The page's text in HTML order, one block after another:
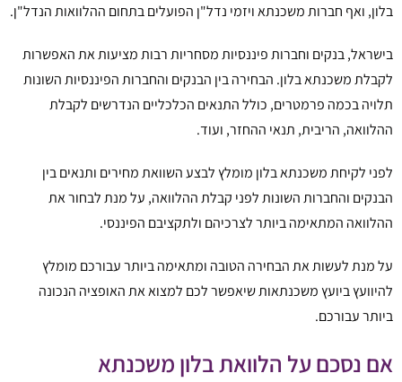
בלון, ואף חברות משכנתא ויזמי נדל"ן הפועלים בתחום ההלוואות הנדל"ן.
בישראל, בנקים וחברות פיננסיות מסחריות רבות מציעות את האפשרות
לקבלת משכנתא בלון. הבחירה בין הבנקים והחברות הפיננסיות השונות
תלויה בכמה פרמטרים, כולל התנאים הכלכליים הנדרשים לקבלת
ההלוואה, הריבית, תנאי ההחזר, ועוד.
לפני לקיחת משכנתא בלון מומלץ לבצע השוואת מחירים ותנאים בין
הבנקים והחברות השונות לפני קבלת ההלוואה, על מנת לבחור את
ההלוואה המתאימה ביותר לצרכיהם ולתקציבם הפיננסי.
על מנת לעשות את הבחירה הטובה ומתאימה ביותר עבורכם מומלץ
להיוועץ ביועץ משכנתאות שיאפשר לכם למצוא את האופציה הנכונה
ביותר עבורכם.
אם נסכם על הלוואת בלון משכנתא